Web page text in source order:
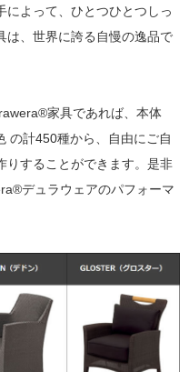
によって、ひとつひとつしっ
は、世界に誇る自慢の逸品で
家具であれば、本体
の計450種から、自由にご自
りすることができます。是非
デュラウェアのパフォーマ